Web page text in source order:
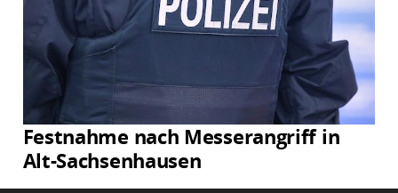
Festnahme nach Messerangriff in
Alt-Sachsenhausen